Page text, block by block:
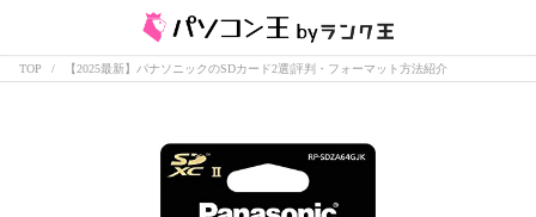
TOP 【2025最新】パナソニックのSDカード2選|評判・フォーマット方法紹介